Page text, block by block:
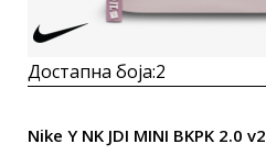
Достапна боја:2
Nike Y NK JDI MINI BKPK 2.0 v2